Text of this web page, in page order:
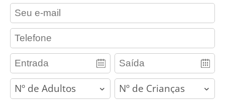
contact_email
contact_phone
adults children